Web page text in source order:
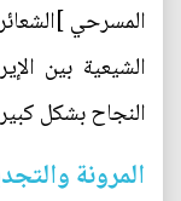
المسرحي
الشيعية بين
النجاح بشكل
المرونة